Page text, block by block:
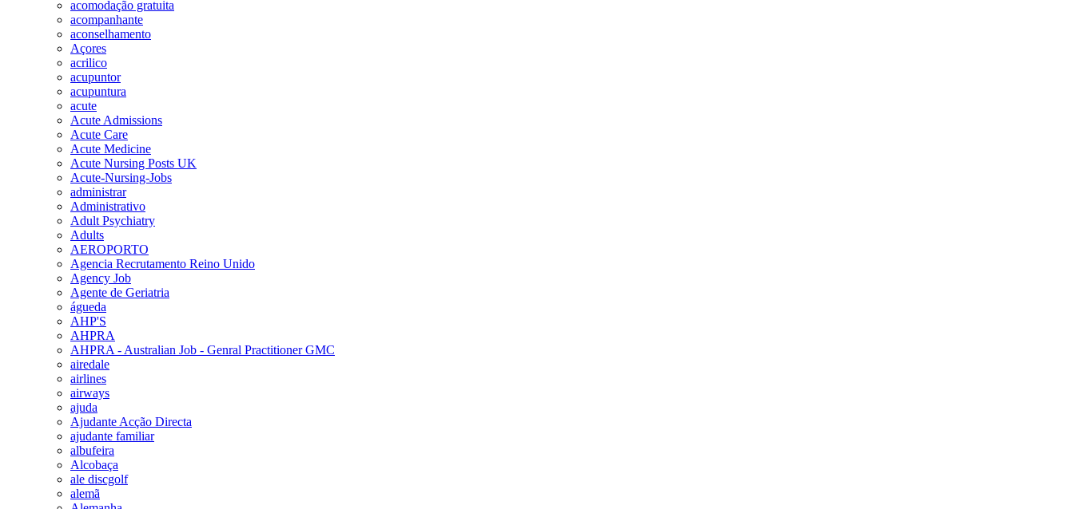
acomodação gratuita
acompanhante
aconselhamento
Açores
acrilico
acupuntor
acupuntura
acute
Acute Admissions
Acute Care
Acute Medicine
Acute Nursing Posts UK
Acute-Nursing-Jobs
administrar
Administrativo
Adult Psychiatry
Adults
AEROPORTO
Agencia Recrutamento Reino Unido
Agency Job
Agente de Geriatria
águeda
AHP'S
AHPRA
AHPRA - Australian Job - Genral Practitioner GMC
airedale
airlines
airways
ajuda
Ajudante Acção Directa
ajudante familiar
albufeira
Alcobaça
ale discgolf
alemã